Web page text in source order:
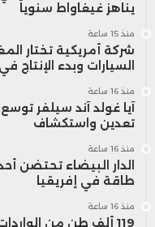
يناهز غيغاواط سنوياً
منذ 15 ساعة
شركة أمريكية تختار
السيارات وبدء الإنتاج في 2028
منذ 16 ساعة
تعدين واستكشاف
منذ 16 ساعة
الدار البيضاء تحتضن
طاقة في إفريقيا
منذ 16 ساعة
119 ألف طن من